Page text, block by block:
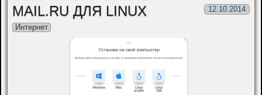
MAIL.RU ДЛЯ LINUX
12.10.2014
Интернет